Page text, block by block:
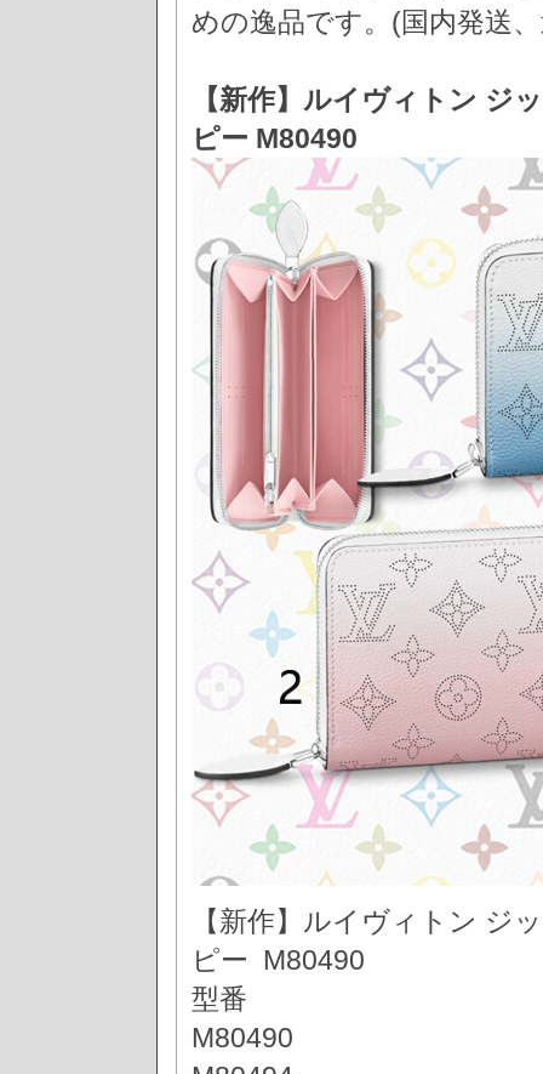
めの逸品です。(国内発送
【新作】ルイヴィトン ジ
ピー M80490
【新作】ルイヴィトン ジ
ピー M80490
型番
M80490